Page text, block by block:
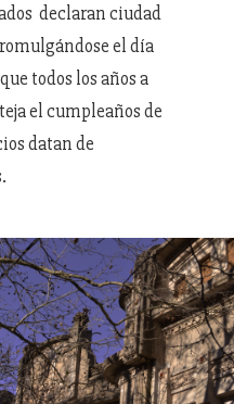
declaran ciudad
el día
todos los años a
el cumpleaños de
datan de